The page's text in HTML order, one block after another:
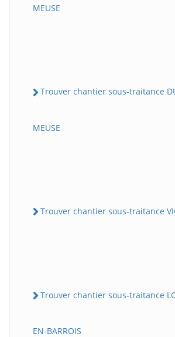
MEUSE
Trouver chantier sous-traitance
MEUSE
Trouver chantier sous-traitance
Trouver chantier sous-traitance
EN-BARROIS